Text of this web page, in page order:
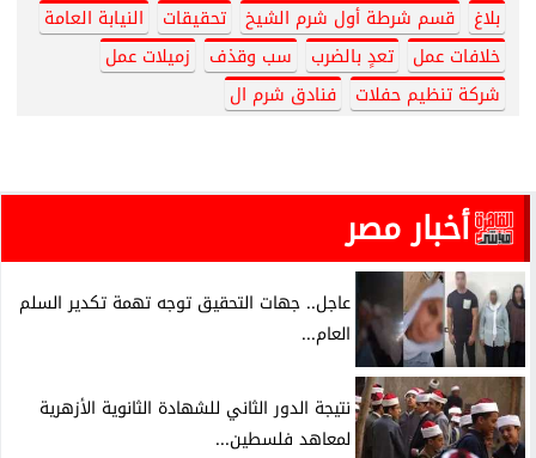
بلاغ
قسم شرطة أول شرم الشيخ تحقيقات
النيابة العامة
خلافات عمل
تعدٍ بالضرب سب وقذف
زميلات عمل
شركة تنظيم حفلات
فنادق شرم ال
أخبار مصر
عاجل.. جهات التحقيق توجه تهمة تكدير السلم
العام...
نتيجة الدور الثاني للشهادة الثانوية الأزهرية
لمعاهد فلسطين...